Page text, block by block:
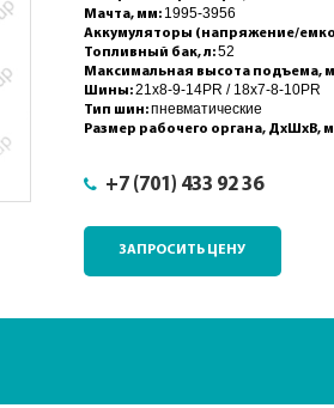
Мачта, мм: 1995-3956
Аккумуляторы (напряжение/
Топливный бак, л:52
Максимальная высота подъема,
Шины:21x8-9-14PR / 18x7-8-10PR
Тип шин:пневматические
Размер рабочего органа, ДхШхВ,
+7 (701) 433 92 36
ЗАПРОСИТЬ ЦЕНУ